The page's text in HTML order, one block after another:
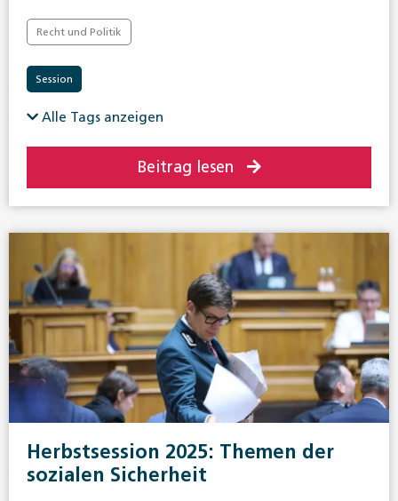
Recht und Politik
Session
Alle Tags anzeigen
Beitrag lesen
Herbstsession 2025: Themen der
sozialen Sicherheit